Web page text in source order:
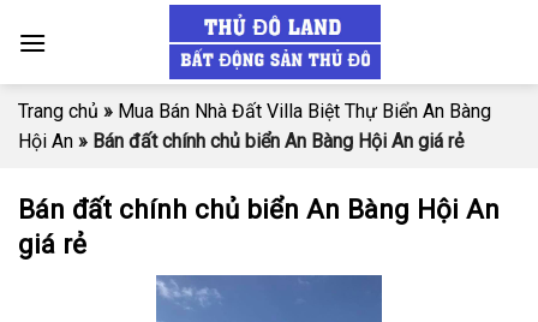
Trang chủ » Mua Bán Nhà Đất Villa Biệt Thự Biển An Bàng
Hội An » Bán đất chính chủ biển An Bàng Hội An giá rẻ
Bán đất chính chủ biển An Bàng Hội An
giá rẻ